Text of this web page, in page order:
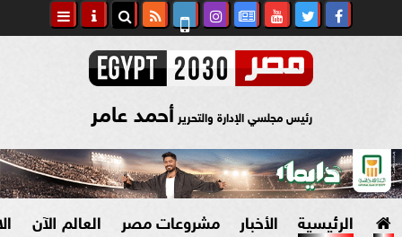
رئيس مجلسي الإدارة والتحرير أحمد عامر
الرئيسية الأخبار مشروعات مصر العالم الآن